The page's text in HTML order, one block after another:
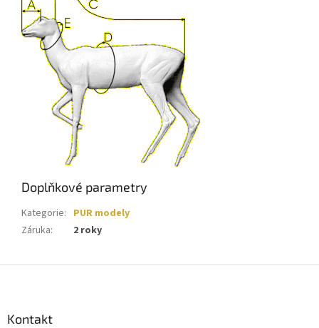
Doplňkové parametry
Kategorie: PUR modely
Záruka: 2 roky
Kontakt